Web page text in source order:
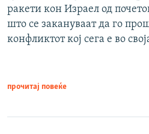
ракети кон Израел од
што се закануваат да го
конфликтот кој сега е во
прочитај повеќе